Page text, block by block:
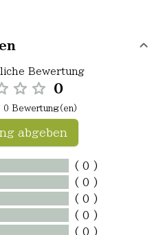
Bewertung
0
0 Bewertung(en)
abgeben
( 0 )
( 0 )
( 0 )
( 0 )
( 0 )